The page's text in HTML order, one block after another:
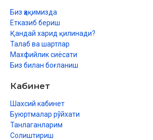
Биз ҳақимизда
Етказиб бериш
Қандай харид қилинади?
Талаб ва шартлар
Махфийлик сиёсати
Биз билан боғланиш
Кабинет
Шахсий кабинет
Буюртмалар рўйхати
Танлаганларим
Солиштириш